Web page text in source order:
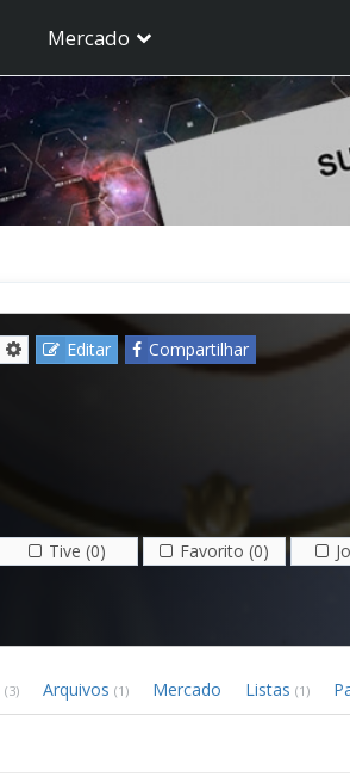
Mercado
Editar
Compartilhar
Tive (0) Favorito (0)
(3) Arquivos (1) Mercado Listas (1)